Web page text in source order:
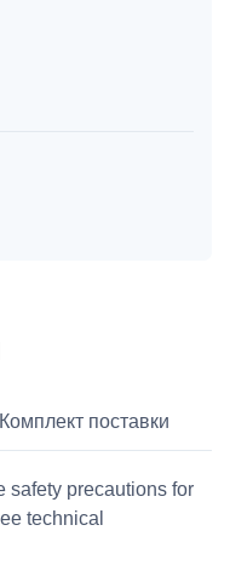
Комплект поставки
safety precautions for
technical